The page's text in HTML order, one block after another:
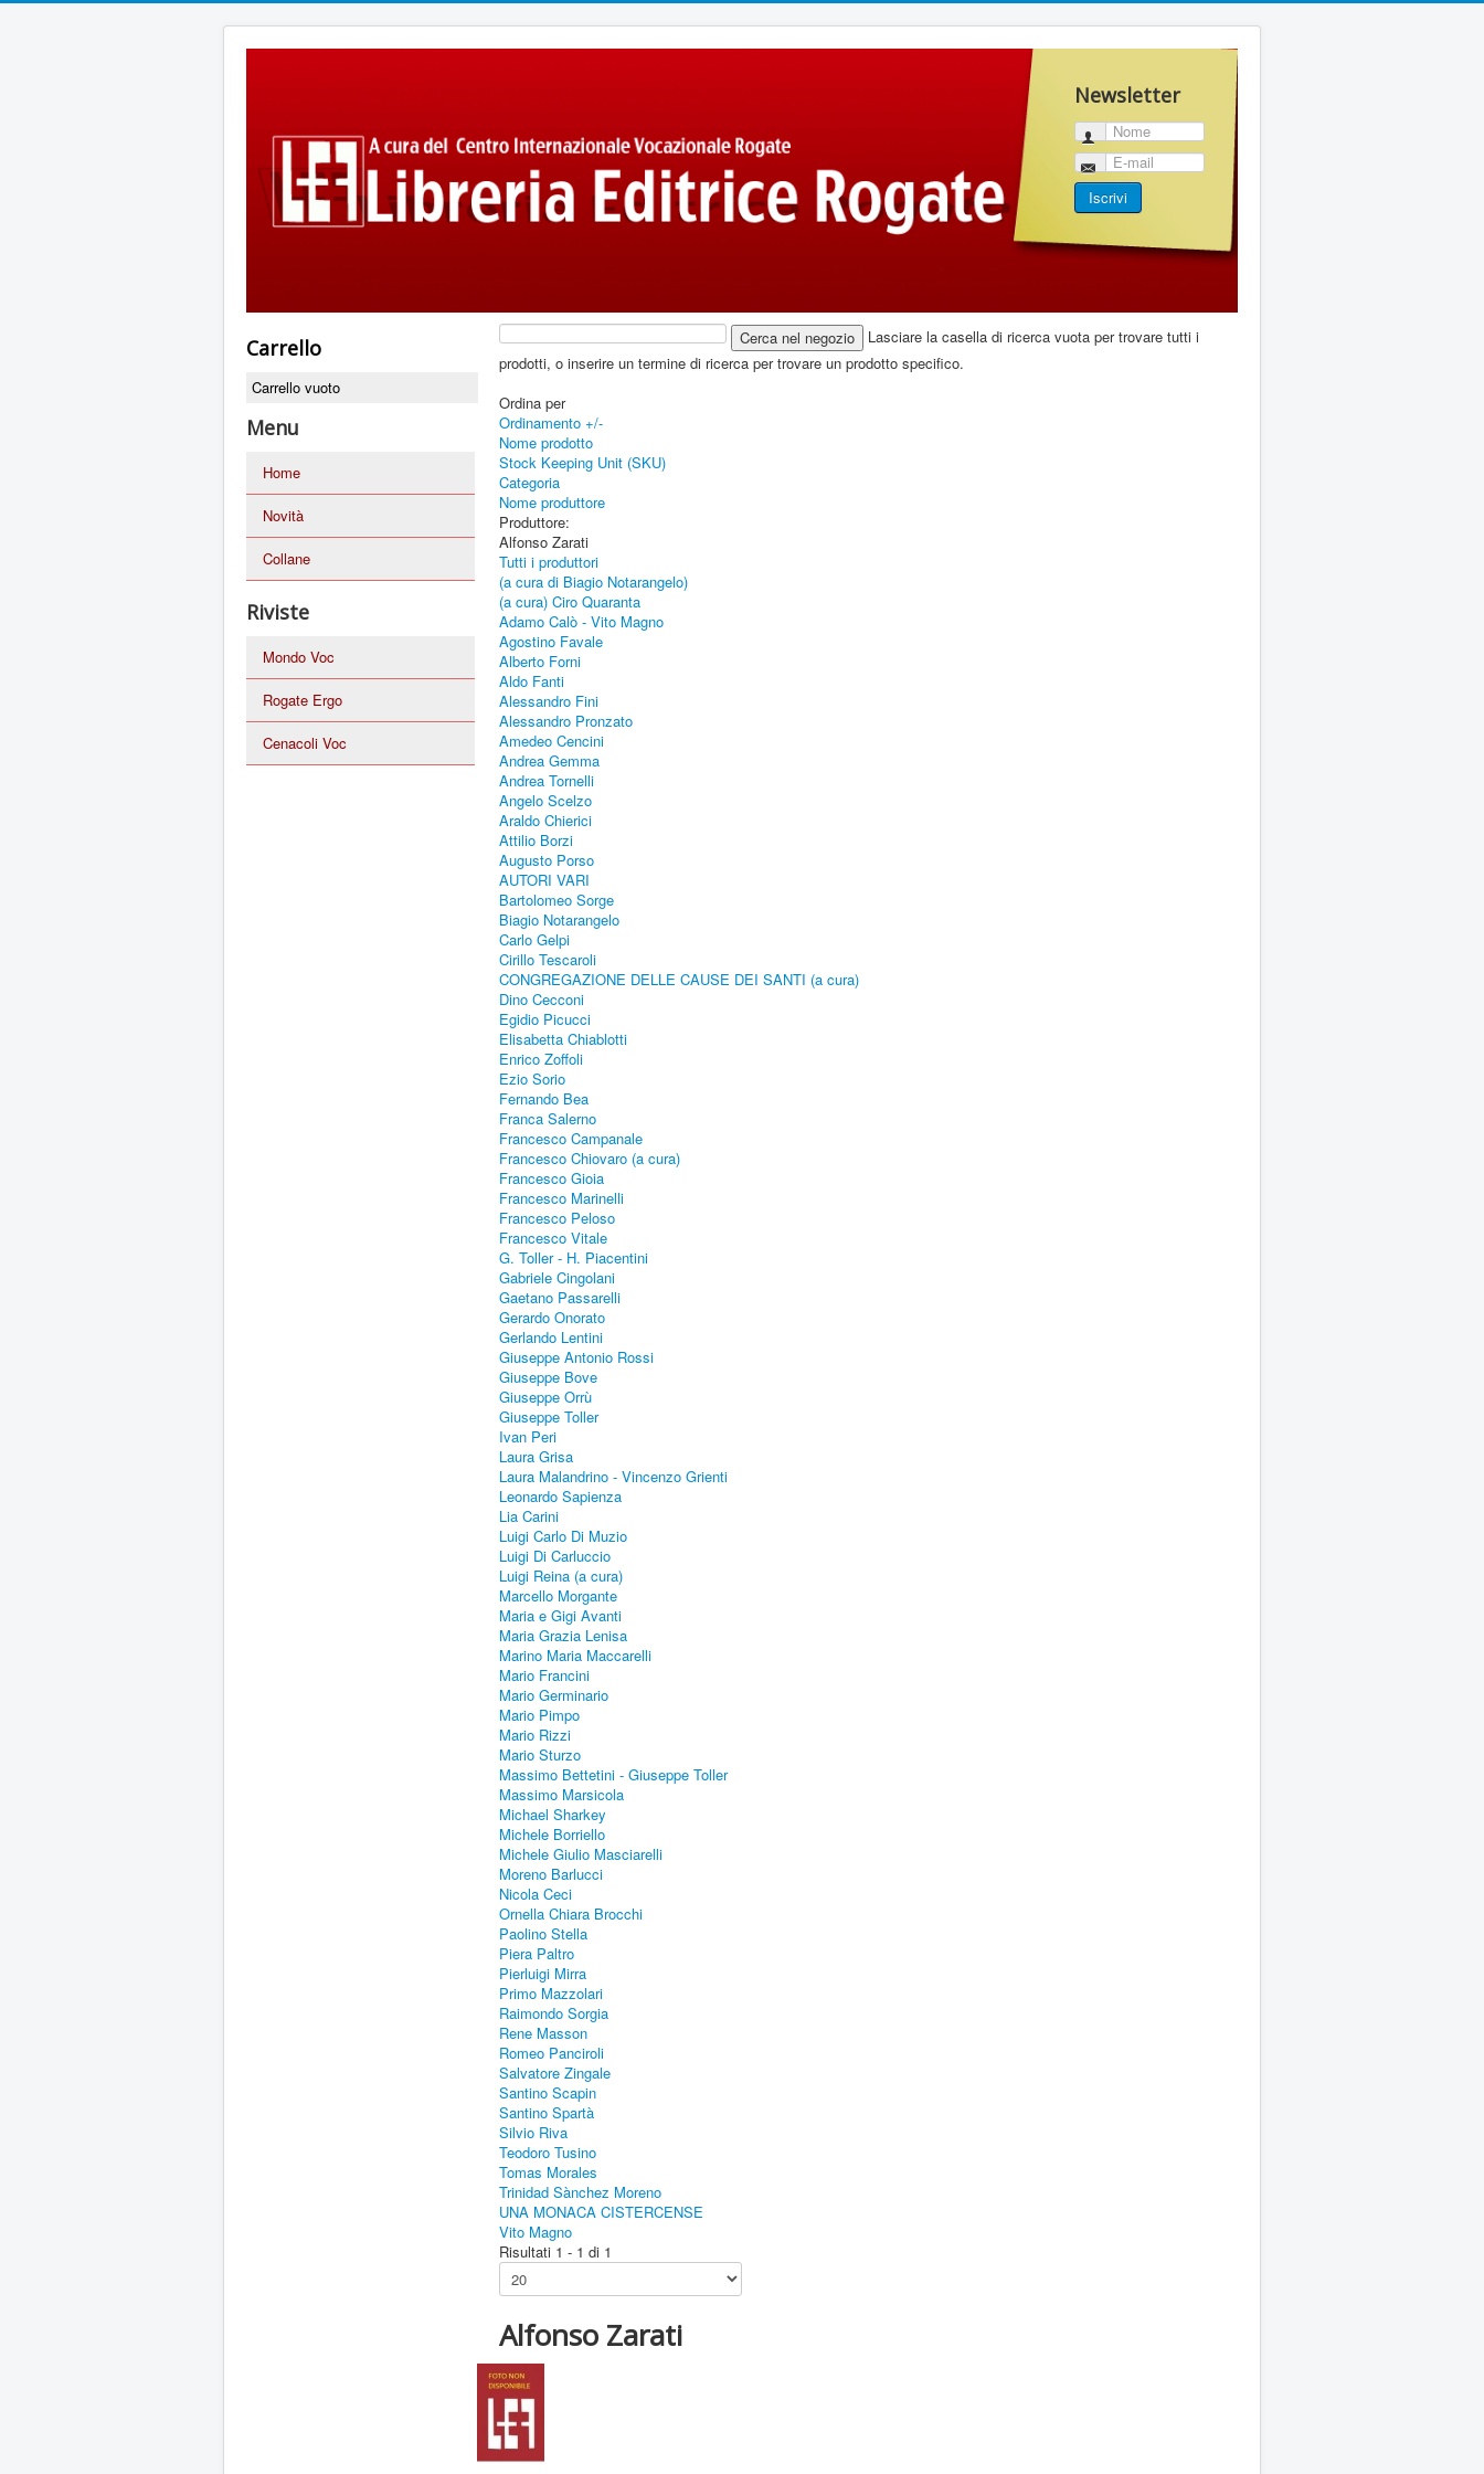
Newsletter
Nome
E-mail
Iscrivi
Carrello
Carrello vuoto
Menu
Home
Novità
Collane
Riviste
Mondo Voc
Rogate Ergo
Cenacoli Voc
Lasciare la casella di ricerca vuota per trovare tutti i
prodotti, o inserire un termine di ricerca per trovare un prodotto specifico.
Ordina per
Ordinamento +/-
Nome prodotto
Stock Keeping Unit (SKU)
Categoria
Nome produttore
Produttore:
Alfonso Zarati
Tutti i produttori
(a cura di Biagio Notarangelo)
(a cura) Ciro Quaranta
Adamo Calò - Vito Magno
Agostino Favale
Alberto Forni
Aldo Fanti
Alessandro Fini
Alessandro Pronzato
Amedeo Cencini
Andrea Gemma
Andrea Tornelli
Angelo Scelzo
Araldo Chierici
Attilio Borzi
Augusto Porso
AUTORI VARI
Bartolomeo Sorge
Biagio Notarangelo
Carlo Gelpi
Cirillo Tescaroli
CONGREGAZIONE DELLE CAUSE DEI SANTI (a cura)
Dino Cecconi
Egidio Picucci
Elisabetta Chiablotti
Enrico Zoffoli
Ezio Sorio
Fernando Bea
Franca Salerno
Francesco Campanale
Francesco Chiovaro (a cura)
Francesco Gioia
Francesco Marinelli
Francesco Peloso
Francesco Vitale
G. Toller - H. Piacentini
Gabriele Cingolani
Gaetano Passarelli
Gerardo Onorato
Gerlando Lentini
Giuseppe Antonio Rossi
Giuseppe Bove
Giuseppe Orrù
Giuseppe Toller
Ivan Peri
Laura Grisa
Laura Malandrino - Vincenzo Grienti
Leonardo Sapienza
Lia Carini
Luigi Carlo Di Muzio
Luigi Di Carluccio
Luigi Reina (a cura)
Marcello Morgante
Maria e Gigi Avanti
Maria Grazia Lenisa
Marino Maria Maccarelli
Mario Francini
Mario Germinario
Mario Pimpo
Mario Rizzi
Mario Sturzo
Massimo Bettetini - Giuseppe Toller
Massimo Marsicola
Michael Sharkey
Michele Borriello
Michele Giulio Masciarelli
Moreno Barlucci
Nicola Ceci
Ornella Chiara Brocchi
Paolino Stella
Piera Paltro
Pierluigi Mirra
Primo Mazzolari
Raimondo Sorgia
Rene Masson
Romeo Panciroli
Salvatore Zingale
Santino Scapin
Santino Spartà
Silvio Riva
Teodoro Tusino
Tomas Morales
Trinidad Sànchez Moreno
UNA MONACA CISTERCENSE
Vito Magno
Risultati 1 - 1 di 1
Alfonso Zarati